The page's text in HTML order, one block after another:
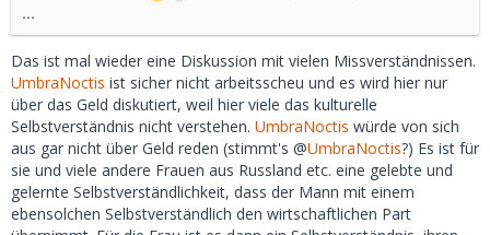
...
Das ist mal wieder eine Diskussion mit vielen Missverständnissen.
UmbraNoctis ist sicher nicht arbeitsscheu und es wird hier nur
über das Geld diskutiert, weil hier viele das kulturelle
Selbstverständnis nicht verstehen. UmbraNoctis würde von sich
aus gar nicht über Geld reden (stimmt's @UmbraNoctis?) Es ist für
sie und viele andere Frauen aus Russland etc. eine gelebte und
gelernte Selbstverständlichkeit, dass der Mann mit einem
ebensolchen Selbstverständlich den wirtschaftlichen Part